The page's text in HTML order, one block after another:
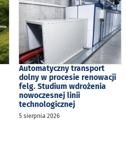
Automatyczny transport
dolny w procesie renowacji
felg. Studium wdrożenia
nowoczesnej linii
technologicznej
5 sierpnia 2026